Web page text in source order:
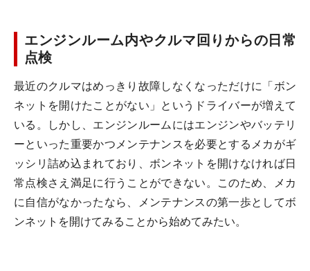
エンジンルーム内やクルマ回りからの日常
点検
最近のクルマはめっきり故障しなくなっただけに「ボン
ネットを開けたことがない」というドライバーが増えて
いる。しかし、エンジンルームにはエンジンやバッテリ
ーといった重要かつメンテナンスを必要とするメカがギ
ッシリ詰め込まれており、ボンネットを開けなければ日
常点検さえ満足に行うことができない。このため、メカ
に自信がなかったなら、メンテナンスの第一歩としてボ
ンネットを開けてみることから始めてみたい。